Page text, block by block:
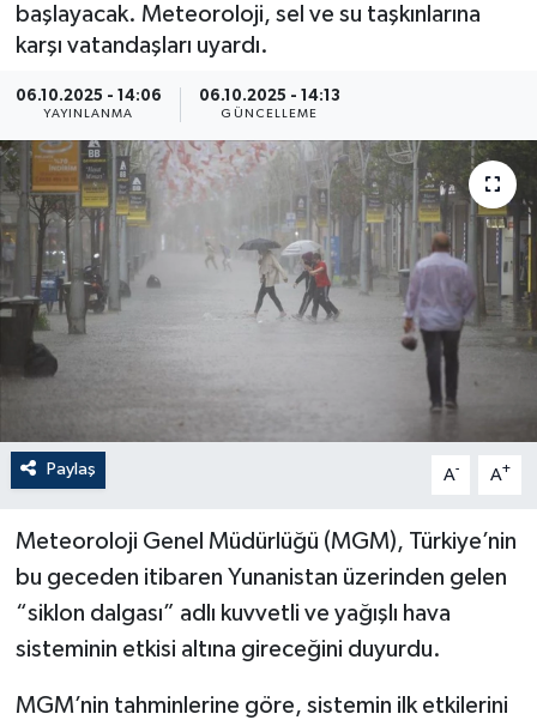
başlayacak. Meteoroloji, sel ve su taşkınlarına
karşı vatandaşları uyardı.
06.10.2025 - 14:06
YAYINLANMA
06.10.2025 - 14:13
GÜNCELLEME
Paylaş A- A+
Meteoroloji Genel Müdürlüğü (MGM), Türkiye’nin
bu geceden itibaren Yunanistan üzerinden gelen
“siklon dalgası” adlı kuvvetli ve yağışlı hava
sisteminin etkisi altına gireceğini duyurdu.
MGM’nin tahminlerine göre, sistemin ilk etkilerini